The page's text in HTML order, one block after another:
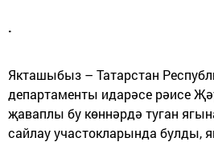
.
Якташыбыз – Татарстан
департаменты идарәсе рәисе
җаваплы бу көннәрдә туган
сайлау участокларында булды,